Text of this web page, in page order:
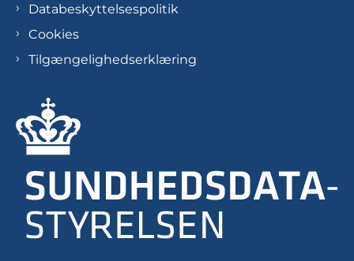
Databeskyttelsespolitik
Cookies
Tilgængelighedserklæring